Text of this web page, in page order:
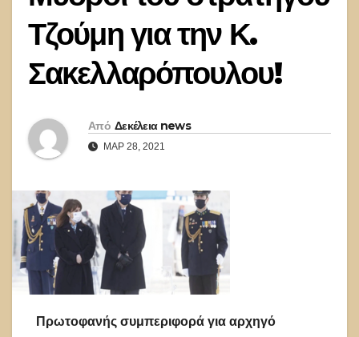
Τζούμη για την Κ.
Σακελλαρόπουλου!
Από Δεκέλεια news
ΜΑΡ 28, 2021
Πρωτοφανής συμπεριφορά για αρχηγό